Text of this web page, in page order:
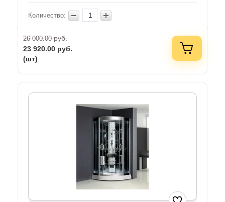
Количество:
26 000.00руб.
23 920.00 руб.
(шт)